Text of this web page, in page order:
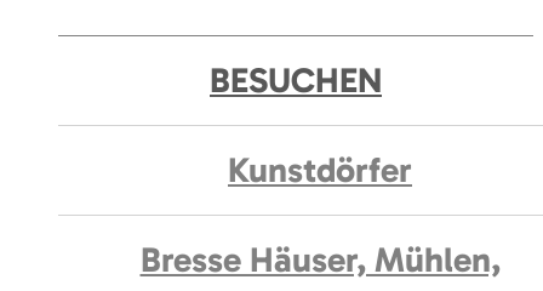
BESUCHEN
Kunstdörfer
Bresse Häuser, Mühlen,